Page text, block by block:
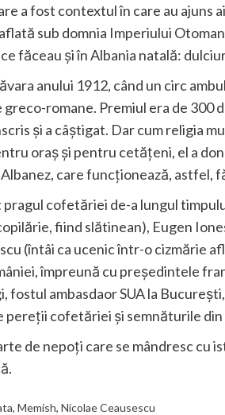
a fost contextul în care au ajuns
sub domnia Imperiului
făceau și în Albania natală:
anului 1912, când un circ
romane. Premiul era de 300
și a câștigat. Dar cum religia
oraș și pentru cetățeni, el a
care funcționează, astfel,
cofetăriei de-a lungul
fiind slătinean), Eugen
(întâi ca ucenic într-o cizmărie
împreună cu președintele
ambasdaor SUA la
cofetăriei și semnăturile din
de nepoți care se mândresc cu
, Memish, Nicolae Ceausescu